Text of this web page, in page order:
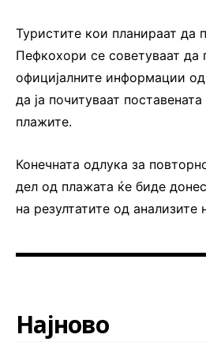
Туристите кои планираат да
Пефкохори се советуваат да
официјалните информации
да ја почитуваат поставената
плажите.
Конечната одлука за
дел од плажата ќе биде
на резултатите од анализите
Најново